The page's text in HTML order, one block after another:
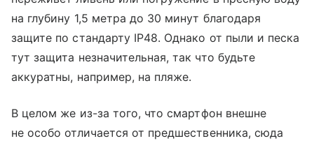
на глубину 1,5 метра до 30 минут благодаря
защите по стандарту IP48. Однако от пыли и песка
тут защита незначительная, так что будьте
аккуратны, например, на пляже.
В целом же из-за того, что смартфон внешне
не особо отличается от предшественника, сюда